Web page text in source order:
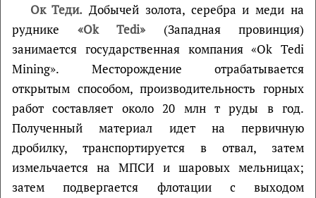
Ок Теди. Добычей золота, серебра и меди на
руднике «Ok Tedi» (Западная провинция)
занимается государственная компания «Ok Tedi
Mining». Месторождение отрабатывается
открытым способом, производительность горных
работ составляет около 20 млн т руды в год.
Полученный материал идет на первичную
дробилку, транспортируется в отвал, затем
измельчается на МПСИ и шаровых мельницах;
затем подвергается флотации с выходом